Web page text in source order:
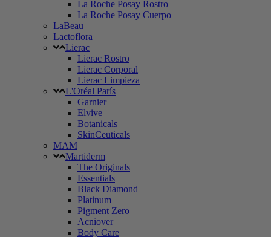
La Roche Posay Rostro
La Roche Posay Cuerpo
LaBeau
Lactoflora
Lierac
Lierac Rostro
Lierac Corporal
Lierac Limpieza
L'Oréal París
Garnier
Elvive
Botanicals
SkinCeuticals
MAM
Martiderm
The Originals
Essentials
Black Diamond
Platinum
Pigment Zero
Acniover
Body Care